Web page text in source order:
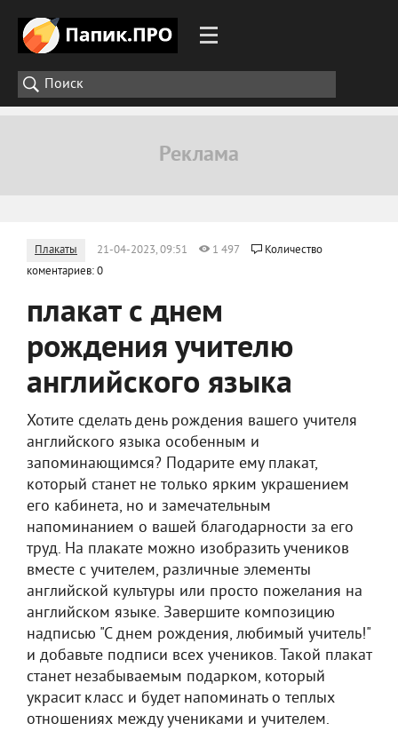
Плакаты 21-04-2023, 09:51 1 497
Количество
коментариев: 0
плакат с днем
рождения учителю
английского языка
Хотите сделать день рождения вашего учителя
английского языка особенным и
запоминающимся? Подарите ему плакат,
который станет не только ярким украшением
его кабинета, но и замечательным
напоминанием о вашей благодарности за его
труд. На плакате можно изобразить учеников
вместе с учителем, различные элементы
английской культуры или просто пожелания на
английском языке. Завершите композицию
надписью "С днем рождения, любимый учитель!"
и добавьте подписи всех учеников. Такой плакат
станет незабываемым подарком, который
украсит класс и будет напоминать о теплых
отношениях между учениками и учителем.